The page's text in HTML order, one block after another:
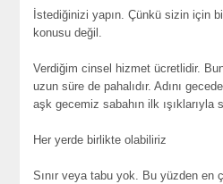
İstediğinizi yapın. Çünkü sizin için
konusu değil.
Verdiğim cinsel hizmet ücretlidir.
uzun süre de pahalıdır. Adını
aşk gecemiz sabahın ilk ışıklarıyla
Her yerde birlikte olabiliriz
Sınır veya tabu yok. Bu yüzden en